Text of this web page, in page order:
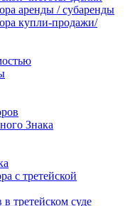
аренды / субаренды
купли-продажи/
Знака
с третейской
третейском суде